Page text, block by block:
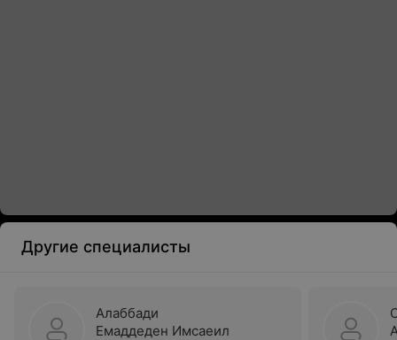
Другие специалисты
Алаббади
Емаддеден Имсаеил